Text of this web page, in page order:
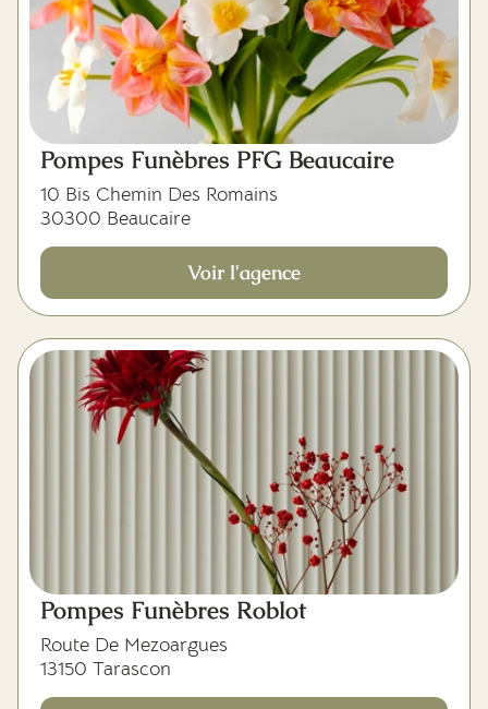
Pompes Funèbres PFG Beaucaire
10 Bis Chemin Des Romains
30300 Beaucaire
Voir l'agence
Pompes Funèbres Roblot
Route De Mezoargues
13150 Tarascon